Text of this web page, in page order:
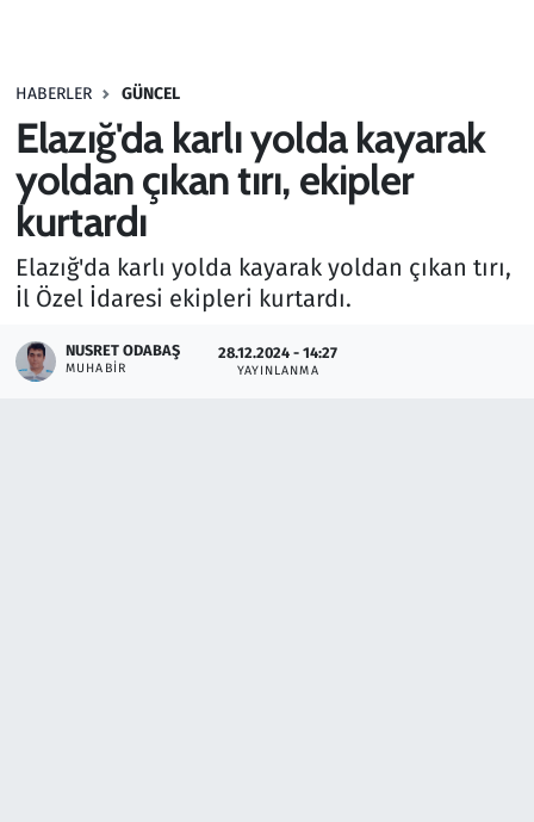
HABERLER GÜNCEL
Elazığ'da karlı yolda kayarak
yoldan çıkan tırı, ekipler
kurtardı
Elazığ'da karlı yolda kayarak yoldan çıkan tırı,
İl Özel İdaresi ekipleri kurtardı.
NUSRET ODABAŞ
MUHABIR
28.12.2024 - 14:27
YAYINLANMA
Haber
Kültür Sanat
Kurumsal Haberler
Lezzet Durağı
Memur ve Kamu